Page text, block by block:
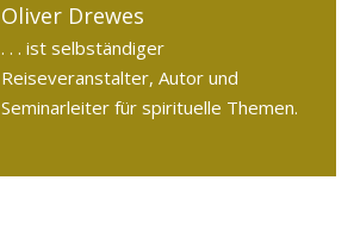
Oliver Drewes
. . . ist selbständiger
Reiseveranstalter, Autor und
Seminarleiter für spirituelle Themen.